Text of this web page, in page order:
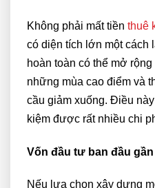
Không phải mất tiền thuê
có diện tích lớn một cách
hoàn toàn có thể mở
những mùa cao điểm và
cầu giảm xuống. Điều
kiệm được rất nhiều chi
Vốn đầu tư ban đầu
Nếu lựa chọn xây dựng